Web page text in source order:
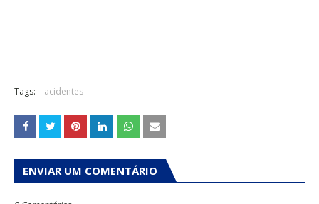
Tags: acidentes
ENVIAR UM COMENTÁRIO